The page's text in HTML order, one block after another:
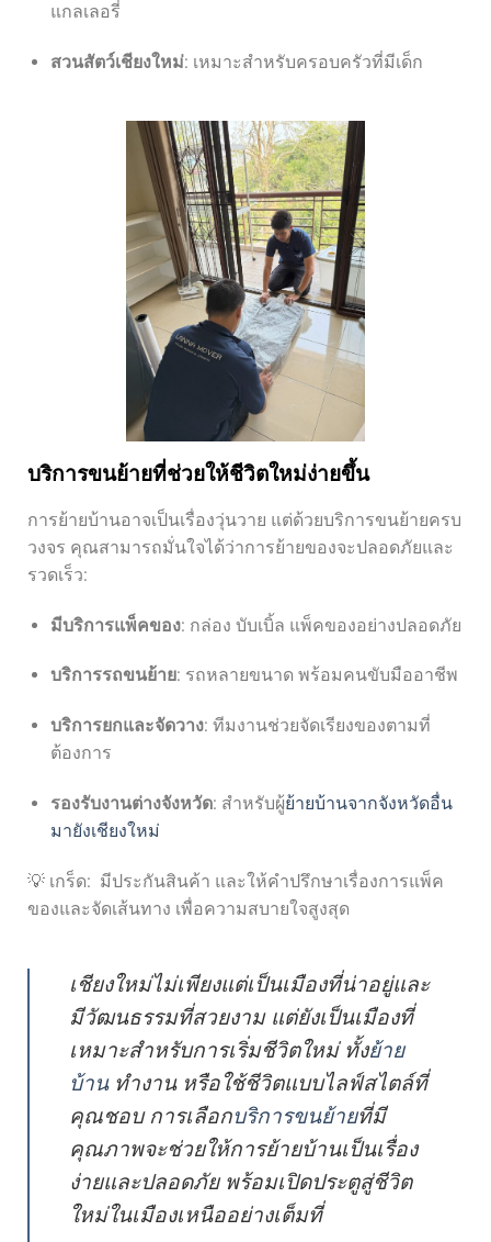
แกลเลอรี่
สวนสัตว์เชียงใหม่: เหมาะสำหรับครอบครัวที่มีเด็ก
บริการขนย้ายที่ช่วยให้ชีวิตใหม่ง่ายขึ้น
การย้ายบ้านอาจเป็นเรื่องวุ่นวาย แต่ด้วยบริการขนย้ายครบ
วงจร คุณสามารถมั่นใจได้ว่าการย้ายของจะปลอดภัยและ
รวดเร็ว:
มีบริการแพ็คของ: กล่อง บับเบิ้ล แพ็คของอย่างปลอดภัย
บริการรถขนย้าย: รถหลายขนาด พร้อมคนขับมืออาชีพ
บริการยกและจัดวาง: ทีมงานช่วยจัดเรียงของตามที่
ต้องการ
รองรับงานต่างจังหวัด: สำหรับผู้ย้ายบ้านจากจังหวัดอื่น
มายังเชียงใหม่
💡 เกร็ด: มีประกันสินค้า และให้คำปรึกษาเรื่องการแพ็ค
ของและจัดเส้นทาง เพื่อความสบายใจสูงสุด
เชียงใหม่ไม่เพียงแต่เป็นเมืองที่น่าอยู่และ
มีวัฒนธรรมที่สวยงาม แต่ยังเป็นเมืองที่
เหมาะสำหรับการเริ่มชีวิตใหม่ ทั้งย้าย
บ้านทำงาน หรือใช้ชีวิตแบบไลฟ์สไตล์ที่
คุณชอบ การเลือกบริการขนย้ายที่มี
คุณภาพจะช่วยให้การย้ายบ้านเป็นเรื่อง
ง่ายและปลอดภัย พร้อมเปิดประตูสู่ชีวิต
ใหม่ในเมืองเหนืออย่างเต็มที่